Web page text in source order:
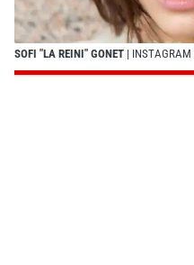
SOFI "LA REINI" GONET | INSTAGRAM